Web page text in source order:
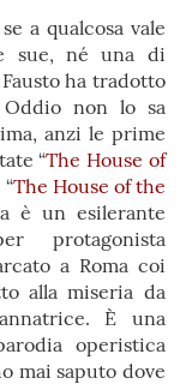
a qualcosa vale
sue, né una di
ha tradotto
non lo sa
anzi le prime
“The House of
The House of the
è un esilerante
protagonista
a Roma coi
alla miseria da
È una
operistica
mai saputo dove